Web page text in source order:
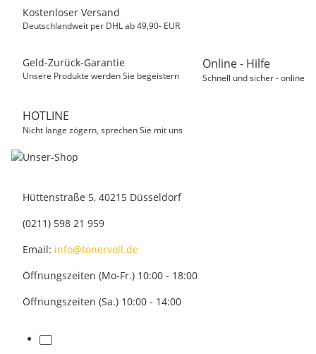
Kostenloser Versand
Deutschlandweit per DHL ab 49,90- EUR
Geld-Zurück-Garantie
Unsere Produkte werden Sie begeistern
Online - Hilfe
Schnell und sicher - online
HOTLINE
Nicht lange zögern, sprechen Sie mit uns
Hüttenstraße 5, 40215 Düsseldorf
(0211) 598 21 959
Email: info@tonervoll.de
Öffnungszeiten (Mo-Fr.) 10:00 - 18:00
Öffnungszeiten (Sa.) 10:00 - 14:00
facebook